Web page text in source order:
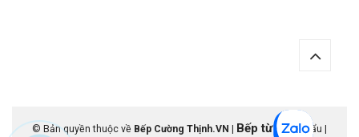
© Bản quyền thuộc về Bếp Cường Thịnh.VN Bếp từ nhập khẩu |